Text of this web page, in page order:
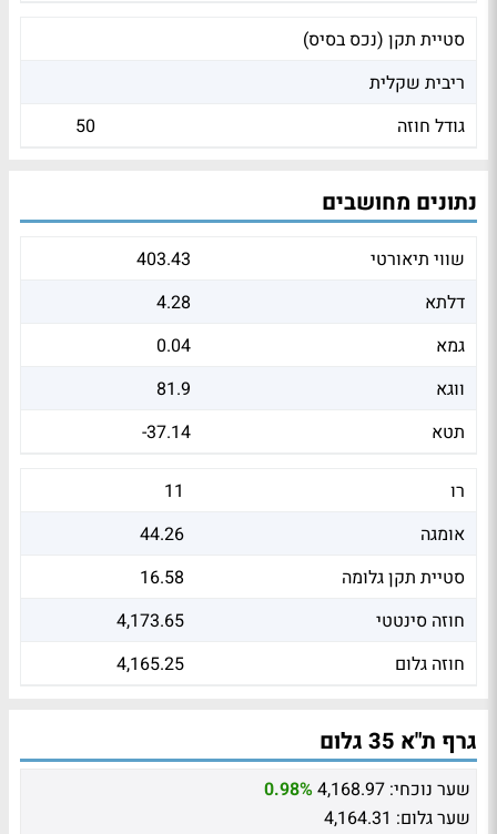
סטיית תקן (נכס בסיס)
ריבית שקלית
גודל חוזה
50
נתונים מחושבים
שווי תיאורטי
403.43
דלתא
4.28
גמא
0.04
ווגא
81.9
תטא
-37.14
רו
11
אומגה
44.26
סטיית תקן גלומה
16.58
חוזה סינטטי
4,173.65
חוזה גלום
4,165.25
גרף ת"א 35 גלום
שער נוכחי: 4,168.97
0.98%
שער גלום: 4,164.31